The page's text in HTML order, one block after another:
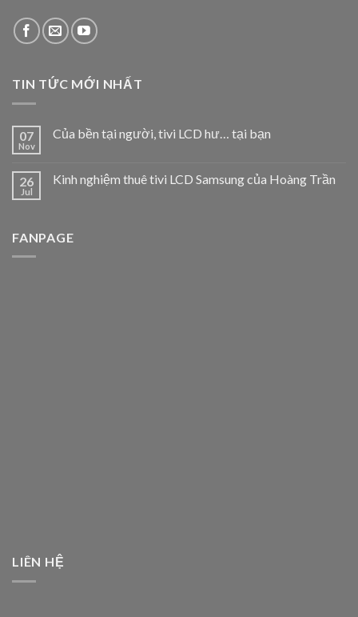
TIN TỨC MỚI NHẤT
07
Nov
Của bền tại người, tivi LCD hư… tại bạn
26
Jul
Kinh nghiệm thuê tivi LCD Samsung của Hoàng Trần
FANPAGE
LIÊN HỆ